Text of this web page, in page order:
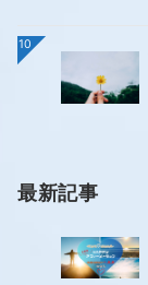
10
最新記事